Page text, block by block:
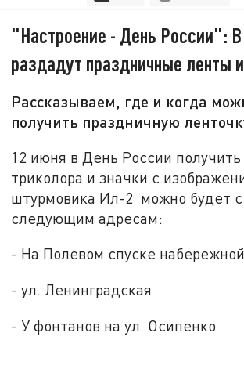
"Настроение - День России":
раздадут праздничные ленты
Рассказываем, где и когда
получить праздничную
12 июня в День России
триколора и значки с
штурмовика Ил-2 можно будет с
следующим адресам:
- На Полевом спуске
- ул. Ленинградская
- У фонтанов на ул. Осипенко